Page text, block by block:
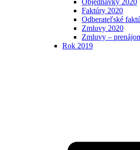
Faktúry 2020
Odberateľské
Zmluvy 2020
Zmluvy –
Rok 2019